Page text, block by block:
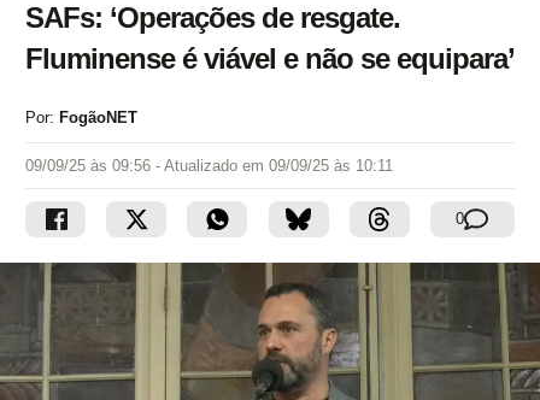
SAFs: ‘Operações de resgate.
Fluminense é viável e não se equipara’
Por: FogãoNET
09/09/25 às 09:56 - Atualizado em 09/09/25 às 10:11
0